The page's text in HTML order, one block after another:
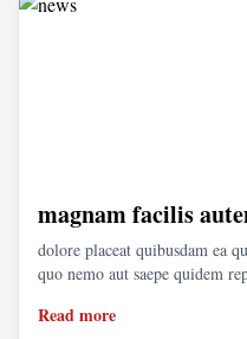
magnam facilis
dolore placeat quibusdam ea
quo nemo aut saepe quidem
Read more